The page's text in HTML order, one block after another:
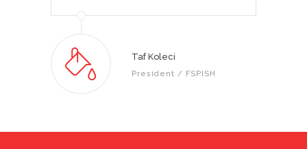
Taf Koleci
President / FSPISH